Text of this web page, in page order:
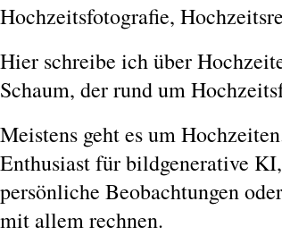
Hochzeitsfotografie,
Hier schreibe ich über
Schaum, der rund um
Meistens geht es um
Enthusiast für bildgenerative
persönliche Beobachtungen
mit allem rechnen.